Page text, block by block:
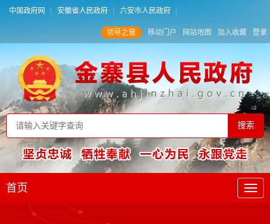
中国政府网 安徽省人民政府 六安市人民政府
领导之窗 移动门户 网站地图 加入收藏 登录
首页